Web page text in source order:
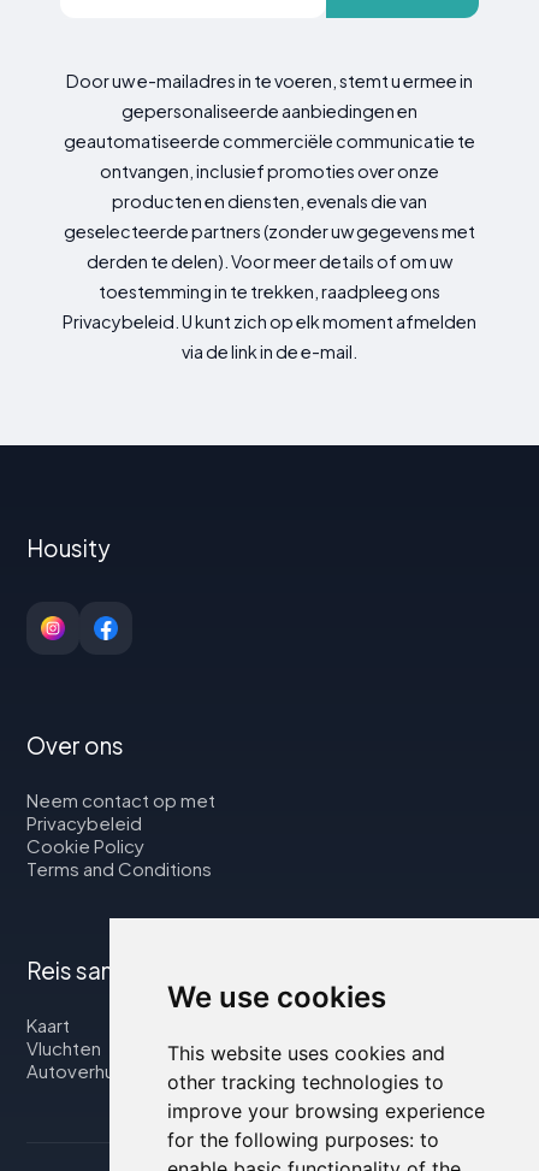
We use cookies
This website uses cookies and
other tracking technologies to
improve your browsing experience
for the following purposes: to
Door uw e-mailadres in te voeren, stemt u ermee in
gepersonaliseerde aanbiedingen en
geautomatiseerde commerciële communicatie te
ontvangen, inclusief promoties over onze
producten en diensten, evenals die van
geselecteerde partners (zonder uw gegevens met
derden te delen). Voor meer details of om uw
toestemming in te trekken, raadpleeg ons
Privacybeleid. U kunt zich op elk moment afmelden
via de link in de e-mail.
Housity
Over ons
Neem contact op met
Privacybeleid
Cookie Policy
Terms and Conditions
Reis samen met ons
Kaart
Vluchten
Autoverhuur